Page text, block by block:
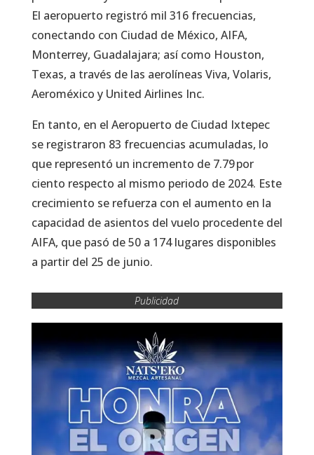
El aeropuerto registró mil 316 frecuencias,
conectando con Ciudad de México, AIFA,
Monterrey, Guadalajara; así como Houston,
Texas, a través de las aerolíneas Viva, Volaris,
Aeroméxico y United Airlines Inc.
En tanto, en el Aeropuerto de Ciudad Ixtepec
se registraron 83 frecuencias acumuladas, lo
que representó un incremento de 7.79 por
ciento respecto al mismo periodo de 2024. Este
crecimiento se refuerza con el aumento en la
capacidad de asientos del vuelo procedente del
AIFA, que pasó de 50 a 174 lugares disponibles
a partir del 25 de junio.
Publicidad